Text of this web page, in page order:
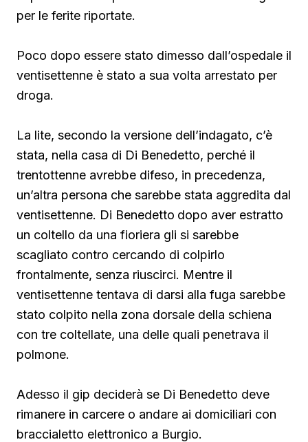
per le ferite riportate.
Poco dopo essere stato dimesso dall’ospedale il
ventisettenne è stato a sua volta arrestato per
droga.
La lite, secondo la versione dell’indagato, c’è
stata, nella casa di Di Benedetto, perché il
trentottenne avrebbe difeso, in precedenza,
un’altra persona che sarebbe stata aggredita dal
ventisettenne. Di Benedetto dopo aver estratto
un coltello da una fioriera gli si sarebbe
scagliato contro cercando di colpirlo
frontalmente, senza riuscirci. Mentre il
ventisettenne tentava di darsi alla fuga sarebbe
stato colpito nella zona dorsale della schiena
con tre coltellate, una delle quali penetrava il
polmone.
Adesso il gip deciderà se Di Benedetto deve
rimanere in carcere o andare ai domiciliari con
braccialetto elettronico a Burgio.